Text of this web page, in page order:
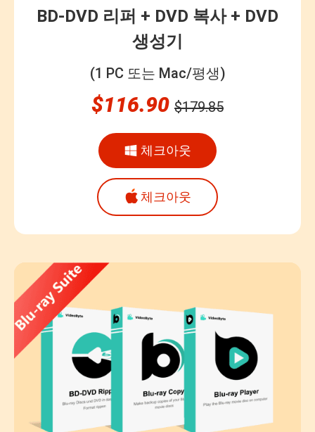
BD-DVD 리퍼 + DVD 복사 + DVD
생성기
(1 PC 또는 Mac/평생)
$116.90 $179.85
체크아웃
체크아웃